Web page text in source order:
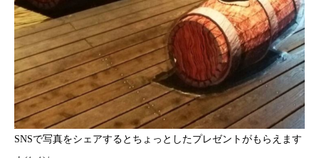
SNSで写真をシェアするとちょっとしたプレゼントがもらえます